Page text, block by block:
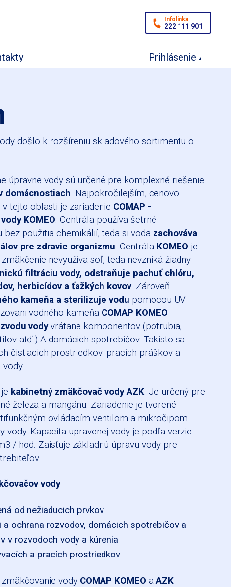
Infolinka
222 111 901
Prihlásenie
došlo k rozšíreniu skladového sortimentu o
úpravne vody sú určené pre komplexné riešenie
domácnostiach. Najpokročilejším, cenovo
tejto oblasti je zariadenie COMAP -
KOMEO. Centrála používa šetrné
bez použitia chemikálií, teda si voda zachováva
pre zdravie organizmu. Centrála KOMEO je
nevyužíva soľ, teda nevzniká žiadny
filtráciu vody, odstraňuje pachuť chlóru,
herbicídov a ťažkých kovov. Zároveň
kameňa a sterilizuje vodu pomocou UV
vodného kameňa COMAP KOMEO
vodyvrátane komponentov (potrubia,
atď.) A domácich spotrebičov. Takisto sa
čistiacich prostriedkov, pracích práškov a
kabinetný zmäkčovač vody AZK. Je určený pre
železa a mangánu. Zariadenie je tvorené
ovládacím ventilom a mikročipom
vody. Kapacita upravenej vody je podľa verzie
/ hod. Zaisťuje základnú úpravu vody pre
vody
od nežiaducich prvkov
a ochrana rozvodov, domácich spotrebičov a
v rozvodoch vody a kúrenia
a pracích prostriedkov
vody COMAP KOMEO aAZK